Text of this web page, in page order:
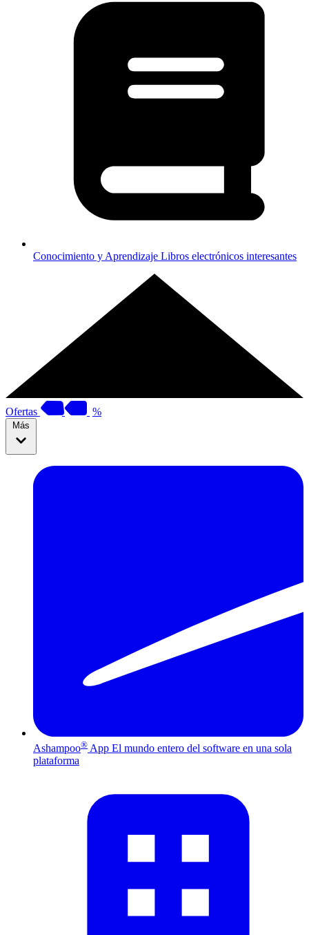
Conocimiento y Aprendizaje Libros electrónicos interesantes
Ofertas %
Más
Ashampoo® App El mundo entero del software en una sola
plataforma